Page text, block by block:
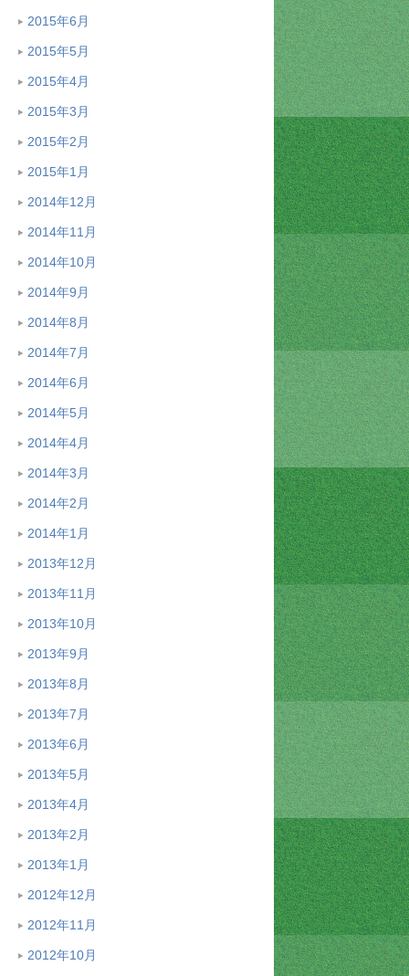
2015年6月
2015年5月
2015年4月
2015年3月
2015年2月
2015年1月
2014年12月
2014年11月
2014年10月
2014年9月
2014年8月
2014年7月
2014年6月
2014年5月
2014年4月
2014年3月
2014年2月
2014年1月
2013年12月
2013年11月
2013年10月
2013年9月
2013年8月
2013年7月
2013年6月
2013年5月
2013年4月
2013年2月
2013年1月
2012年12月
2012年11月
2012年10月